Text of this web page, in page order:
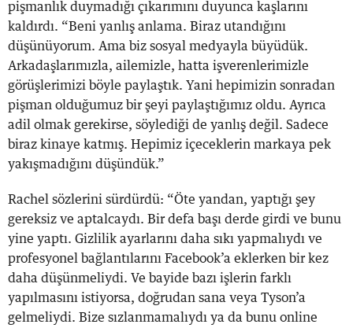
pişmanlık duymadığı çıkarımını duyunca kaşlarını
kaldırdı. “Beni yanlış anlama. Biraz utandığını
düşünüyorum. Ama biz sosyal medyayla büyüdük.
Arkadaşlarımızla, ailemizle, hatta işverenlerimizle
görüşlerimizi böyle paylaştık. Yani hepimizin sonradan
pişman olduğumuz bir şeyi paylaştığımız oldu. Ayrıca
adil olmak gerekirse, söylediği de yanlış değil. Sadece
biraz kinaye katmış. Hepimiz içeceklerin markaya pek
yakışmadığını düşündük.”
Rachel sözlerini sürdürdü: “Öte yandan, yaptığı şey
gereksiz ve aptalcaydı. Bir defa başı derde girdi ve bunu
yine yaptı. Gizlilik ayarlarını daha sıkı yapmalıydı ve
profesyonel bağlantılarını Facebook’a eklerken bir kez
daha düşünmeliydi. Ve bayide bazı işlerin farklı
yapılmasını istiyorsa, doğrudan sana veya Tyson’a
gelmeliydi. Bize sızlanmamalıydı ya da bunu online